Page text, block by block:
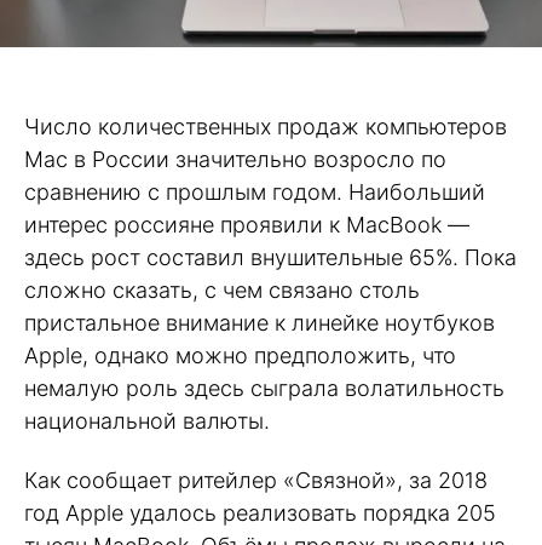
Число количественных продаж компьютеров
Mac в России значительно возросло по
сравнению с прошлым годом. Наибольший
интерес россияне проявили к MacBook —
здесь рост составил внушительные 65%. Пока
сложно сказать, с чем связано столь
пристальное внимание к линейке ноутбуков
Apple, однако можно предположить, что
немалую роль здесь сыграла волатильность
национальной валюты.
Как сообщает ритейлер «Связной», за 2018
год Apple удалось реализовать порядка 205